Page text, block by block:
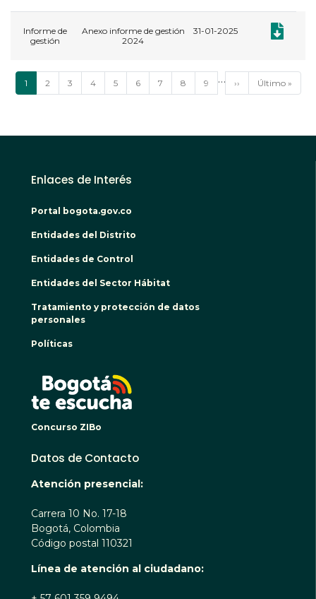
​Informe de
gestión
Anexo informe de gestión
2024
31-01-2025
Paginación
Página
actual
1 Página
2 Página
3 Página
4 Página
5 Página
6 Página
7 Página
8 Página
9 …
Siguiente
página
››
Última
página
Último »
Enlaces de Interés
Portal bogota.gov.co
Entidades del Distrito
Entidades de Control
Entidades del Sector Hábitat
Tratamiento y protección de datos
personales
Políticas
Concurso ZIBo
Datos de Contacto
Atención presencial:
Carrera 10 No. 17-18
Bogotá, Colombia
Código postal 110321
Línea de atención al ciudadano: